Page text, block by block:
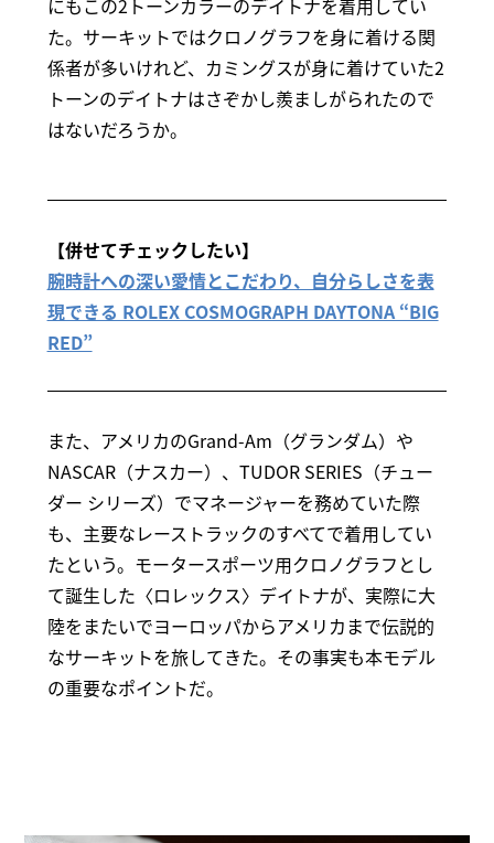
た。サーキットではクロノグラフを身に着ける関
係者が多いけれど、カミングスが身に着けていた2
トーンのデイトナはさぞかし羨ましがられたので
はないだろうか。
【併せてチェックしたい】
腕時計への深い愛情とこだわり、自分らしさを表
現できる ROLEX COSMOGRAPH DAYTONA “BIG
RED”
また、アメリカのGrand-Am（グランダム）や
NASCAR（ナスカー）、TUDOR SERIES（チュー
ダー シリーズ）でマネージャーを務めていた際
も、主要なレーストラックのすべてで着用してい
たという。モータースポーツ用クロノグラフとし
て誕生した〈ロレックス〉デイトナが、実際に大
陸をまたいでヨーロッパからアメリカまで伝説的
なサーキットを旅してきた。その事実も本モデル
の重要なポイントだ。